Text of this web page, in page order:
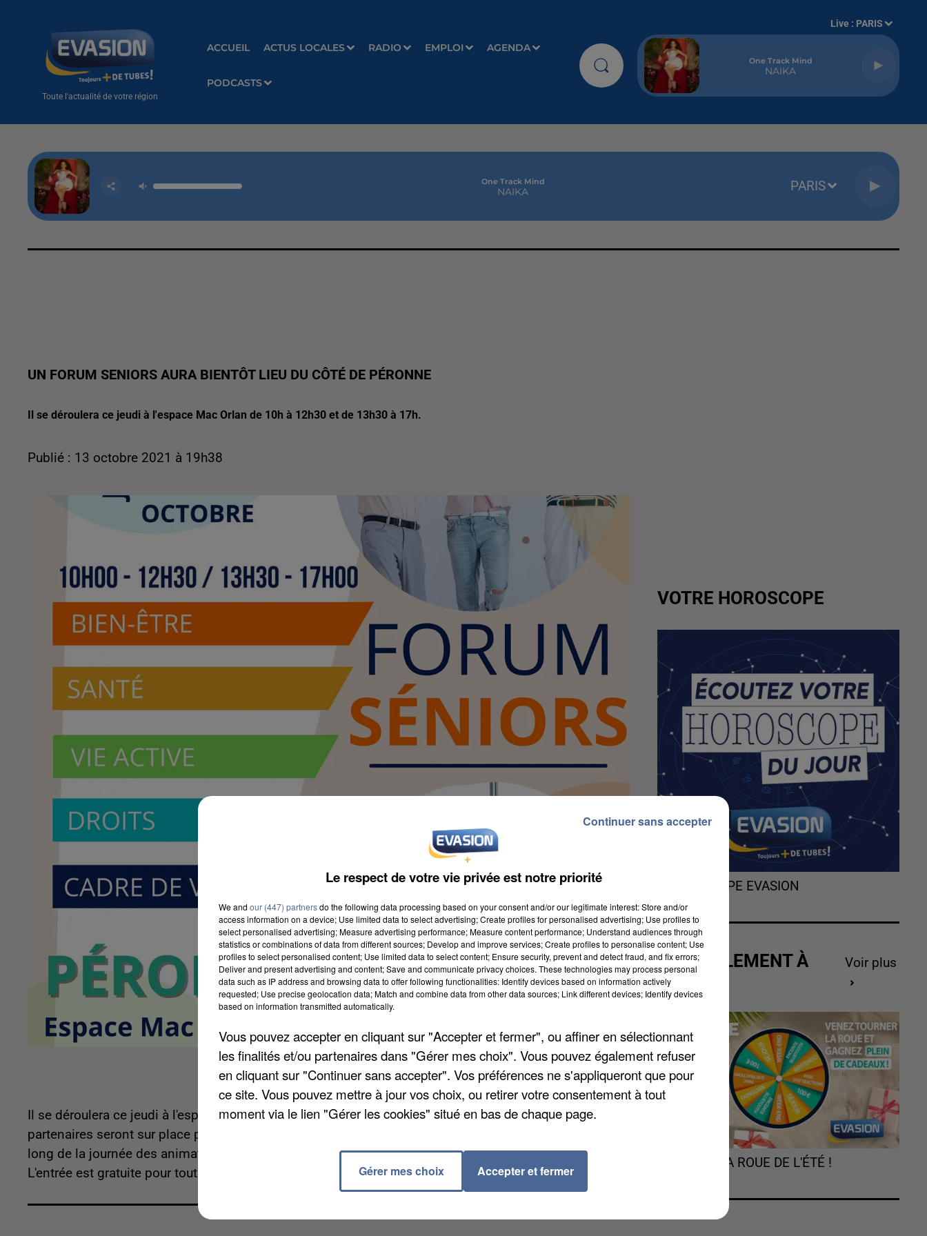
Toute l'actualité de votre région
ACCUEIL ACTUS LOCALES RADIO EMPLOI AGENDA
PODCASTS
Live : PARIS
One Track Mind
NAIKA
One Track Mind
NAIKA PARIS
UN FORUM SENIORS AURA BIENTÔT LIEU DU CÔTÉ DE PÉRONNE
Il se déroulera ce jeudi à l'espace Mac Orlan de 10h à 12h30 et de 13h30 à 17h.
Publié : 13 octobre 2021 à 19h38
Il se déroulera ce jeudi à l'espace Mac Orlan de 10h à 12h30 et de 13h30 à 17h. Au total, près de 35
partenaires seront sur place pour répondre à vos questions et vous aider dans vos démarches. Tout au
long de la journée des animations seront proposées telles que des massages et ateliers bien être.
L'entrée est gratuite pour tout le monde. Plus d'infos en contactant le 03 22 73 31 16.
VOTRE HOROSCOPE
L'HOROSCOPE EVASION
ACTUELLEMENT À
GAGNER
Voir plus
TOURNEZ LA ROUE DE L'ÉTÉ !
Le respect de votre vie privée est notre priorité
We and our (447) partnersdo the following data processing based on your consent and/or our legitimate interest: Store and/or
access information on a device; Use limited data to select advertising; Create profiles for personalised advertising; Use profiles to
select personalised advertising; Measure advertising performance; Measure content performance; Understand audiences through
statistics or combinations of data from different sources; Develop and improve services; Create profiles to personalise content; Use
profiles to select personalised content; Use limited data to select content; Ensure security, prevent and detect fraud, and fix errors;
Deliver and present advertising and content; Save and communicate privacy choices. These technologies may process personal
data such as IP address and browsing data to offer following functionalities: Identify devices based on information actively
requested; Use precise geolocation data; Match and combine data from other data sources; Link different devices; Identify devices
based on information transmitted automatically.
Vous pouvez accepter en cliquant sur "Accepter et fermer", ou affiner en sélectionnant
les finalités et/ou partenaires dans "Gérer mes choix". Vous pouvez également refuser
en cliquant sur "Continuer sans accepter". Vos préférences ne s'appliqueront que pour
ce site. Vous pouvez mettre à jour vos choix, ou retirer votre consentement à tout
moment via le lien "Gérer les cookies" situé en bas de chaque page.
Gérer mes choix Accepter et fermer
Continuer sans accepter